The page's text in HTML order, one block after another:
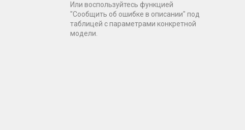
Или воспользуйтесь функцией
"Сообщить об ошибке в описании" под
таблицей с параметрами конкретной
модели.